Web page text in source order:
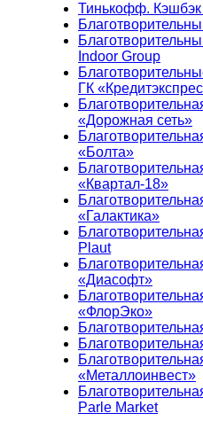
Тинькофф. Кэшбэк
Indoor Group
ГК
«Дорожная сеть»
«Болта»
«Квартал-18»
«Галактика»
Plaut
«Диасофт»
«ФлорЭко»
«Металлоинвест»
Parle Market